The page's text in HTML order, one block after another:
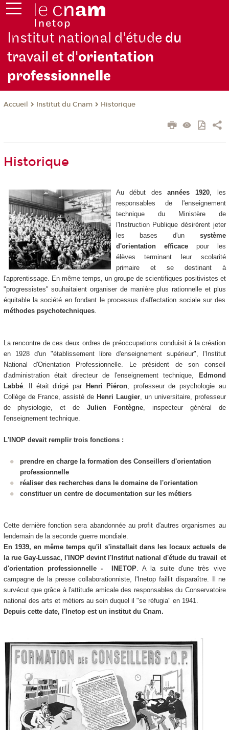
Institut national d'étude du
travail et d'orientation
professionnelle
Accueil Institut du Cnam Historique
Historique
Au début desannées 1920, les
responsables de l'enseignement
technique du Ministère de
l'Instruction Publique désirèrent jeter
les bases d'un système
d'orientation efficacepour les
élèves terminant leur scolarité
primaire et se destinant à
l'apprentissage. En même temps, un groupe de scientifiques positivistes et
"progressistes" souhaitaient organiser de manière plus rationnelle et plus
équitable la société en fondant le processus d'affectation sociale sur des
méthodes psychotechniques.
La rencontre de ces deux ordres de préoccupations conduisit à la création
en 1928 d'un "établissement libre d'enseignement supérieur", l'Institut
National d'Orientation Professionnelle. Le président de son conseil
d'administration était directeur de l'enseignement technique,
Edmond
Labbé. Il était dirigé par Henri Piéron, professeur de psychologie au
Collège de France, assisté de Henri Laugier, un universitaire, professeur
de physiologie, et de Julien Fontègne, inspecteur général de
l'enseignement technique.
L'INOP devait remplir trois fonctions :
prendre en charge la formation des Conseillers d'orientation
professionnelle
réaliser des recherches dans le domaine de l'orientation
constituer un centre de documentation sur les métiers
Cette dernière fonction sera abandonnée au profit d'autres organismes au
lendemain de la seconde guerre mondiale.
En 1939, en même temps qu'il s'installait dans les locaux actuels de
la rue Gay-Lussac, l'INOP devint l'Institut national d'étude du travail et
d'orientation professionnelle - INETOP. A la suite d'une très vive
campagne de la presse collaborationniste, l'Inetop faillit disparaître. Il ne
survécut que grâce à l'attitude amicale des responsables du Conservatoire
national des arts et métiers au sein duquel il "se réfugia" en 1941.
Depuis cette date, l'Inetop est un institut du Cnam.